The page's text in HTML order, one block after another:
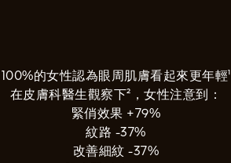
100%的女性認為眼周肌膚看起來更年輕¹
在皮膚科醫生觀察下²，女性注意到：
緊俏效果 +79%
紋路 -37%
改善細紋 -37%